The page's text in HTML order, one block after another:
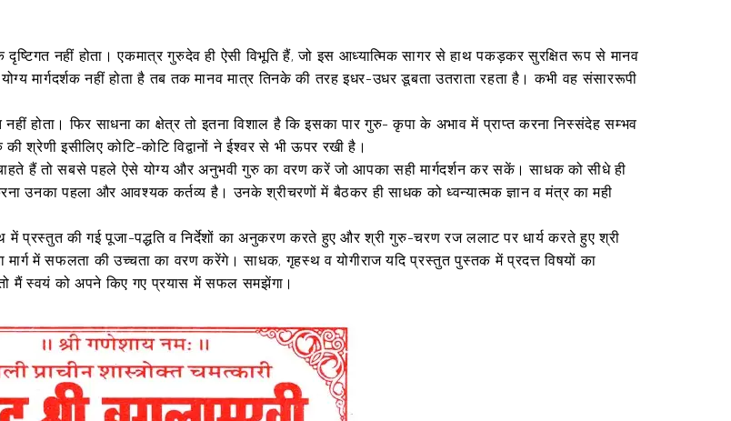
नहीं होता। एकमात्र गुरुदेव ही ऐसी विभूति हैं, जो इस आध्यात्मिक सागर से हाथ पकड़कर सुरक्षित रूप से मानव
मार्गदर्शक नहीं होता है तब तक मानव मात्र तिनके की तरह इधर-उधर डूबता उतराता रहता है। कभी वह संसाररूपी
नहीं होता। फिर साधना का क्षेत्र तो इतना विशाल है कि इसका पार गुरु- कृपा के अभाव में प्राप्त करना निस्संदेह सम्भव
श्रेणी इसीलिए कोटि-कोटि विद्वानों ने ईश्वर से भी ऊपर रखी है।
हैं तो सबसे पहले ऐसे योग्य और अनुभवी गुरु का वरण करें जो आपका सही मार्गदर्शन कर सकें। साधक को सीधे ही
उनका पहला और आवश्यक कर्तव्य है। उनके श्रीचरणों में बैठकर ही साधक को ध्वन्यात्मक ज्ञान व मंत्र का मही
में प्रस्तुत की गई पूजा-पद्धति व निर्देशों का अनुकरण करते हुए और श्री गुरु-चरण रज ललाट पर धार्य करते हुए श्री
में सफलता की उच्चता का वरण करेंगे। साधक, गृहस्थ व योगीराज यदि प्रस्तुत पुस्तक में प्रदत्त विषयों का
मैं स्वयं को अपने किए गए प्रयास में सफल समझेंगा।